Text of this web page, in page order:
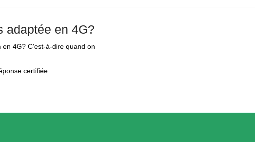
adaptée en 4G?
4G? C'est-à-dire quand on
certifiée